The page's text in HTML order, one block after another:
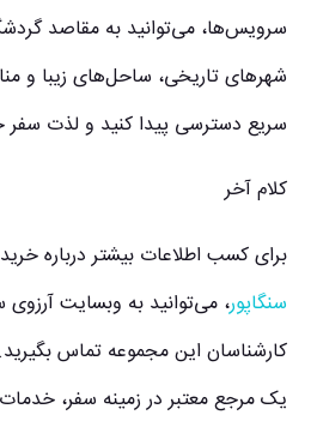
سرویس‌ها، می‌توانید به مقاصد
شهرهای تاریخی، ساحل‌های زیبا و
سریع دسترسی پیدا کنید و لذت سفر
کلام آخر
برای کسب اطلاعات بیشتر درباره
سنگاپور، می‌توانید به وبسایت آرزوی
کارشناسان این مجموعه تماس
یک مرجع معتبر در زمینه سفر،